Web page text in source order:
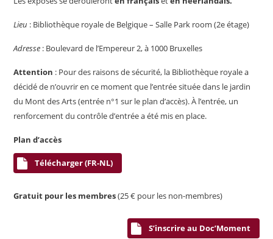
Lieu : Bibliothèque royale de Belgique – Salle Park room (2eétage)
Adresse : Boulevard de l’Empereur 2, à 1000 Bruxelles
Attention : Pour des raisons de sécurité, la Bibliothèque royale a
décidé de n’ouvrir en ce moment que l’entrée située dans le jardin
du Mont des Arts (entrée n°1 sur le plan d’accès). À l’entrée, un
renforcement du contrôle d’entrée a été mis en place.
Plan d’accès
Télécharger (FR-NL)
Gratuit pour les membres(25 € pour les non-membres)
S’inscrire au Doc’Moment